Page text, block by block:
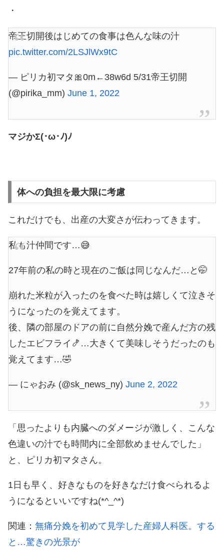
・
帝王切開後はじめての食事は色んな味の汁
pic.twitter.com/2LSJlWx9tC
— ピリカ初マタ🎀0m←38w6d 5/31帝王切開
(@pirika_mm) June 1, 2022
マジかΣ(･ω･ﾉ)ﾉ
体への負担を最大限に考慮
これだけでも、出産の大変さが伝わってきます。
私も汁仲間です…😅
27年前の私の時と現在のご飯は同じなんだ…と🤭
崩れた米粒が入ったのを食べた時は嬉しくて泣きそ
うになったのを覚えてます。
後、隣の部屋のドアの前に自然分娩で産んだ方の残
したエビフライ🍤…大きくて美味しそうだったのも
覚えてます…🤣
— にゃおみ (@sk_news_ny) June 2, 2022
「思ったよりも内臓へのダメージが激しく、こんな
色違いの汁でも時間内に全部飲めませんでした」
と、ピリカ初マタさん。
1日も早く、好きなものを好きなだけ食べられるよ
うになるといいですね(*^_^*)
関連： 無痛分娩を初めて見学した産婦人科医。する
と…驚きの光景が